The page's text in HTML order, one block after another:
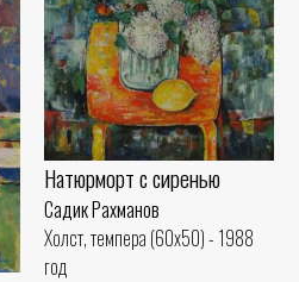
Натюрморт с сиренью
Садик Рахманов
Холст, темпера (60x50) - 1988
год